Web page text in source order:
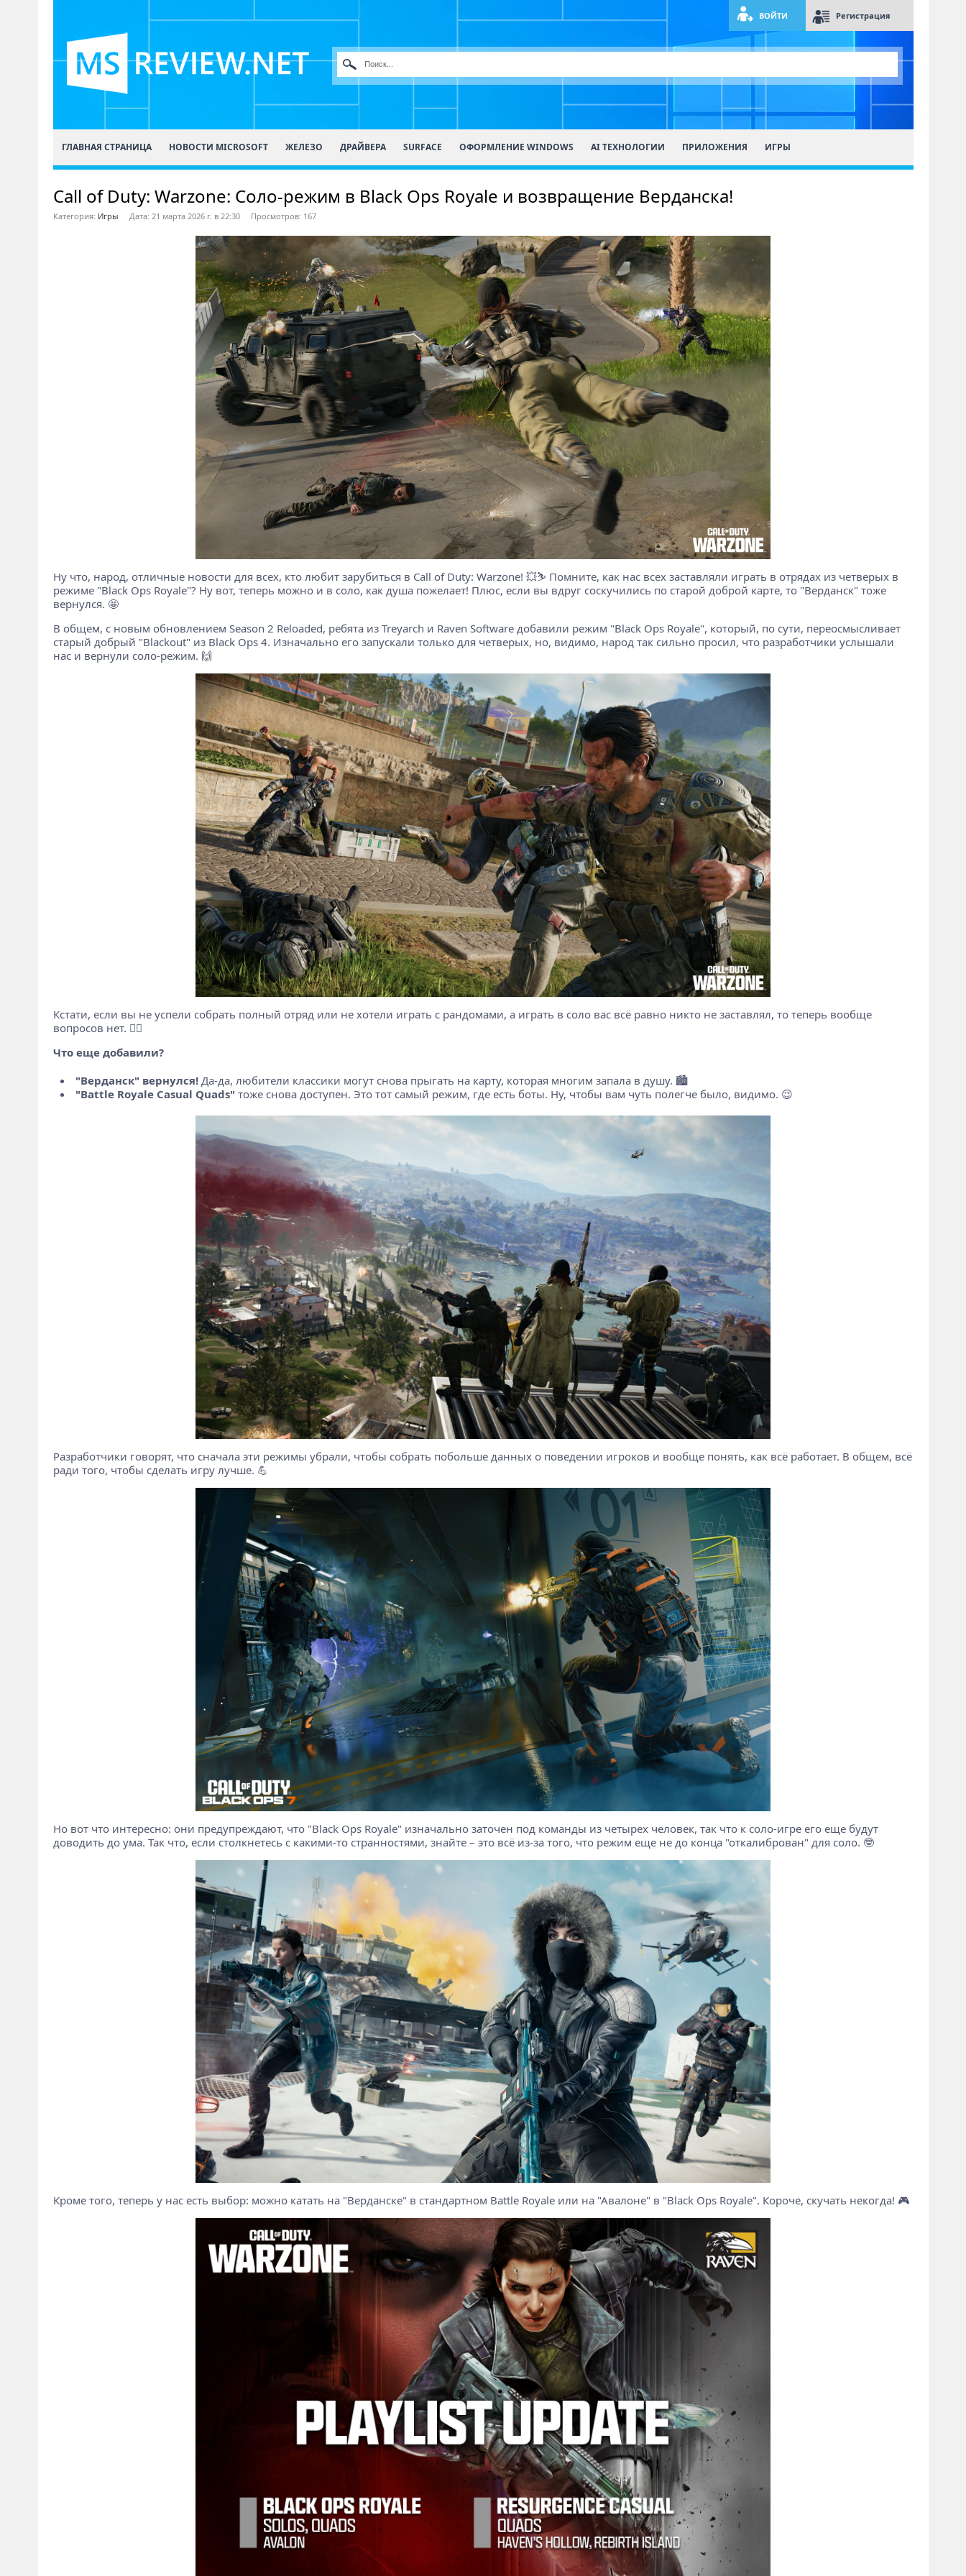
ВОЙТИ Регистрация
ГЛАВНАЯ СТРАНИЦА НОВОСТИ MICROSOFT ЖЕЛЕЗО ДРАЙВЕРА SURFACE ОФОРМЛЕНИЕ WINDOWS AI ТЕХНОЛОГИИ ПРИЛОЖЕНИЯ ИГРЫ
Call of Duty: Warzone: Соло-режим в Black Ops Royale и возвращение Верданска!
Категория: Игры Дата: 21 марта 2026 г. в 22:30 Просмотров: 167
Ну что, народ, отличные новости для всех, кто любит зарубиться в Call of Duty: Warzone! 💥⛷️ Помните, как нас всех заставляли играть в отрядах из четверых в
режиме "Black Ops Royale"? Ну вот, теперь можно и в соло, как душа пожелает! Плюс, если вы вдруг соскучились по старой доброй карте, то "Верданск" тоже
вернулся. 🤩
В общем, с новым обновлением Season 2 Reloaded, ребята из Treyarch и Raven Software добавили режим "Black Ops Royale", который, по сути, переосмысливает
старый добрый "Blackout" из Black Ops 4. Изначально его запускали только для четверых, но, видимо, народ так сильно просил, что разработчики услышали
нас и вернули соло-режим. 🙌
Кстати, если вы не успели собрать полный отряд или не хотели играть с рандомами, а играть в соло вас всё равно никто не заставлял, то теперь вообще
вопросов нет. 🤷‍♂️
Что еще добавили?
"Верданск" вернулся!Да-да, любители классики могут снова прыгать на карту, которая многим запала в душу. 🏙️
"Battle Royale Casual Quads" тоже снова доступен. Это тот самый режим, где есть боты. Ну, чтобы вам чуть полегче было, видимо. 😉
Разработчики говорят, что сначала эти режимы убрали, чтобы собрать побольше данных о поведении игроков и вообще понять, как всё работает. В общем, всё
ради того, чтобы сделать игру лучше. 💪
Но вот что интересно: они предупреждают, что "Black Ops Royale" изначально заточен под команды из четырех человек, так что к соло-игре его еще будут
доводить до ума. Так что, если столкнетесь с какими-то странностями, знайте – это всё из-за того, что режим еще не до конца "откалиброван" для соло. 🤓
Кроме того, теперь у нас есть выбор: можно катать на "Верданске" в стандартном Battle Royale или на "Авалоне" в "Black Ops Royale". Короче, скучать некогда! 🎮